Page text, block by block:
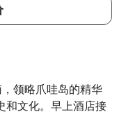
领略爪哇岛的精华
和文化。早上酒店接